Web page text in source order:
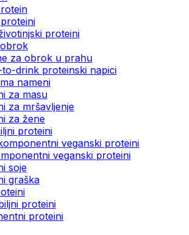
proteini
za obrok u prahu
to-drink proteinski napici
nameni
za masu
za mršavljenje
za žene
proteini
veganski proteini
veganski proteini
soje
graška
proteini
proteini